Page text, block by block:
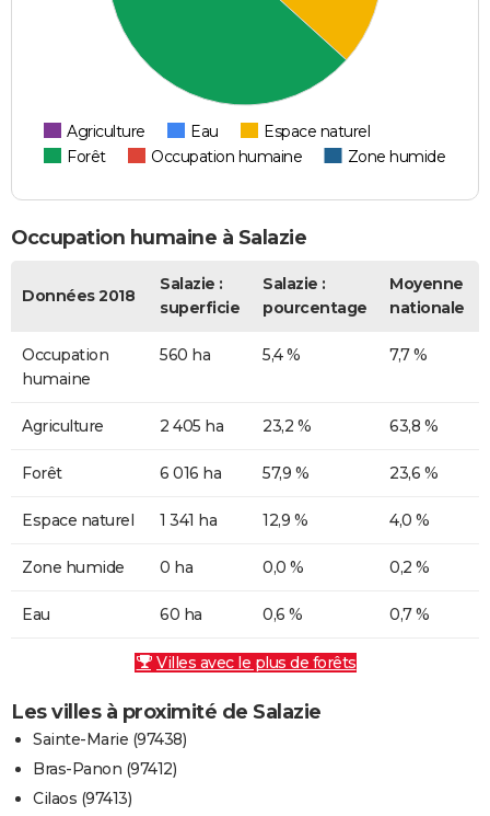
Agriculture Eau
Espace naturel
Forêt
Occupation humaine Zone humide
Occupation humaine à Salazie
Données 2018
Salazie :
superficie
Salazie :
pourcentage
Moyenne
nationale
Occupation
humaine
560 ha 5,4 % 7,7 %
Agriculture 2 405 ha 23,2 % 63,8 %
Forêt 6 016 ha 57,9 % 23,6 %
Espace naturel 1 341 ha 12,9 % 4,0 %
Zone humide 0 ha 0,0 % 0,2 %
Eau 60 ha 0,6 % 0,7 %
Villes avec le plus de forêts
Les villes à proximité de Salazie
Sainte-Marie (97438)
Bras-Panon (97412)
Cilaos (97413)